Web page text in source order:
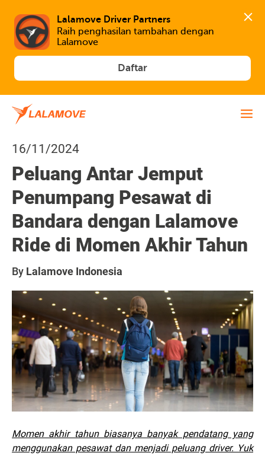
Lalamove Driver Partners
Raih penghasilan tambahan dengan
Lalamove
Daftar
16/11/2024
Peluang Antar Jemput
Penumpang Pesawat di
Bandara dengan Lalamove
Ride di Momen Akhir Tahun
By Lalamove Indonesia
Momen akhir tahun biasanya banyak pendatang yang
menggunakan pesawat dan menjadi peluang driver. Yuk